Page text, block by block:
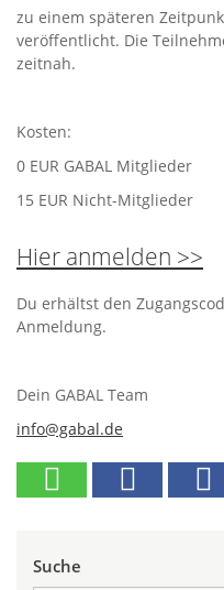
zu einem späteren
veröffentlicht. Die
zeitnah.
Kosten:
0 EUR GABAL Mitglieder
15 EUR Nicht-Mitglieder
Hier anmelden >>
Du erhältst den
Anmeldung.
Dein GABAL Team
info@gabal.de
Suche